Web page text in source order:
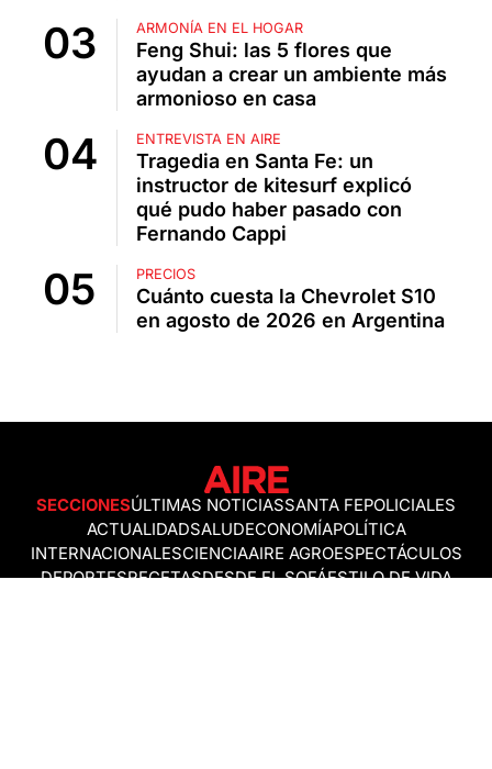
ARMONÍA EN EL HOGAR
Feng Shui: las 5 flores que
ayudan a crear un ambiente más
armonioso en casa
ENTREVISTA EN AIRE
Tragedia en Santa Fe: un
instructor de kitesurf explicó
qué pudo haber pasado con
Fernando Cappi
PRECIOS
Cuánto cuesta la Chevrolet S10
en agosto de 2026 en Argentina
SECCIONESÚLTIMAS NOTICIASSANTA FEPOLICIALES
ACTUALIDADSALUDECONOMÍAPOLÍTICA
INTERNACIONALESCIENCIAAIRE AGROESPECTÁCULOS
DEPORTESRECETASDESDE EL SOFÁESTILO DE VIDA